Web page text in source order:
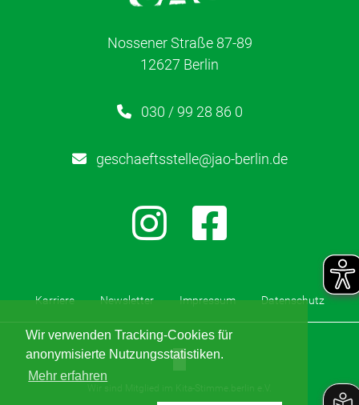
Wir verwenden Tracking-Cookies für
anonymisierte Nutzungsstatistiken.
Mehr erfahren
Nossener Straße 87-89
12627 Berlin
030 / 99 28 86 0
geschaeftsstelle@jao-berlin.de
Karriere Newsletter Impressum Datenschutz
Wir sind Mitglied im Kita-Stimme.berlin e.V.